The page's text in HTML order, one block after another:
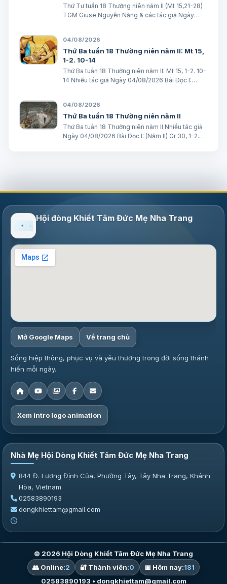
Thứ Tư tuần 18 Thường niên năm II (Mt 15,21-28)
TGM Giuse Nguyễn Năng & các tác giả Ngày
ngươi bằng mối tình muôn thuở…
04/08/2026
Thứ Ba tuần 18 Thường niên năm II: Mt 15,
1-2. 10-14
Thứ Ba tuần 18 Thường niên năm II: Mt 15, 1-2. 10-
14 Nhiều tác giả Ngày 04/08/2026 Bài Ðọc I:
Nhưng Ta sẽ đem Giacóp về …
04/08/2026
Thứ Ba tuần 18 Thường niên năm II
Thứ Ba tuần 18 Thường niên năm II Nhiều tác giả
Ngày 04/08/2026 Bài Ðọc I: (Năm II) Gr 30, 1-2.
Hội đòng Khiết Tâm Đức Mẹ Nha Trang
Mở Google Maps Về trang chủ
Sống hiệp thông, phục vụ và yêu thương trong đời sống thánh
hiến mỗi ngày.
Xem intro logo animation
Nhà Mẹ Hội Dòng Khiết Tâm Đức Mẹ Nha Trang
844 Đ. Lương Định Của, Phường Tây, Tây Nha Trang, Khánh
Hòa, Vietnam
02583890193
dongkhiettam@gmail.com
© 2026 Hội Dòng Khiết Tâm Đức Mẹ Nha Trang
👥 Online:2 🔐 Thành viên:0 📅 Hôm nay:181
02583890193 • dongkhiettam@gmail.com